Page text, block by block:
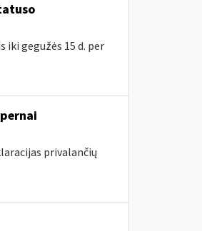
gegužės 15 d. per
privalančių